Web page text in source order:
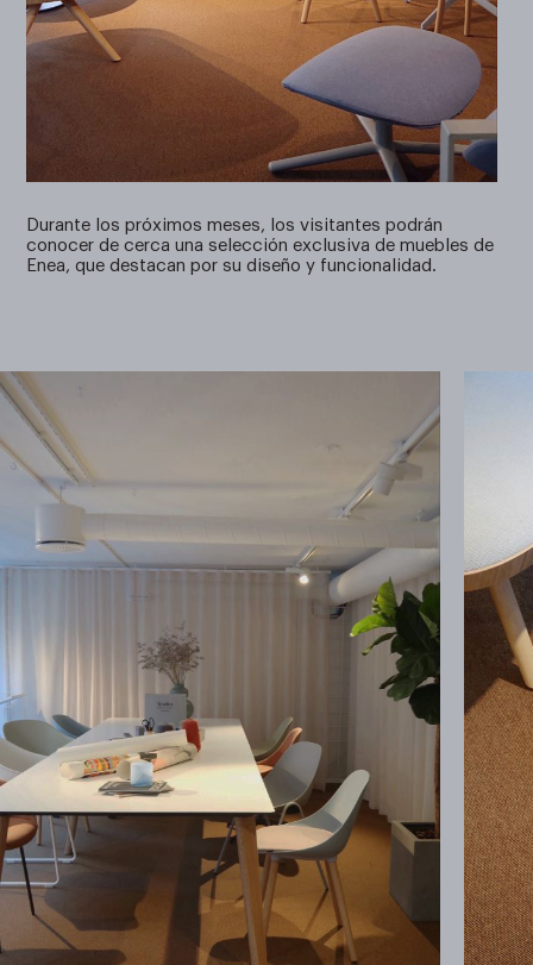
Durante los próximos meses, los visitantes podrán
conocer de cerca una selección exclusiva de muebles de
Enea, que destacan por su diseño y funcionalidad.